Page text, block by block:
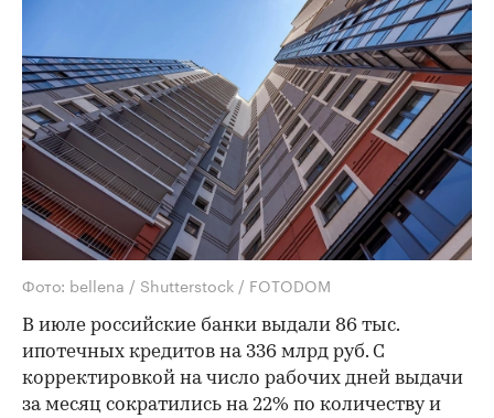
Фото: bellena / Shutterstock / FOTODOM
В июле российские банки выдали 86 тыс.
ипотечных кредитов на 336 млрд руб. С
корректировкой на число рабочих дней выдачи
за месяц сократились на 22% по количеству и